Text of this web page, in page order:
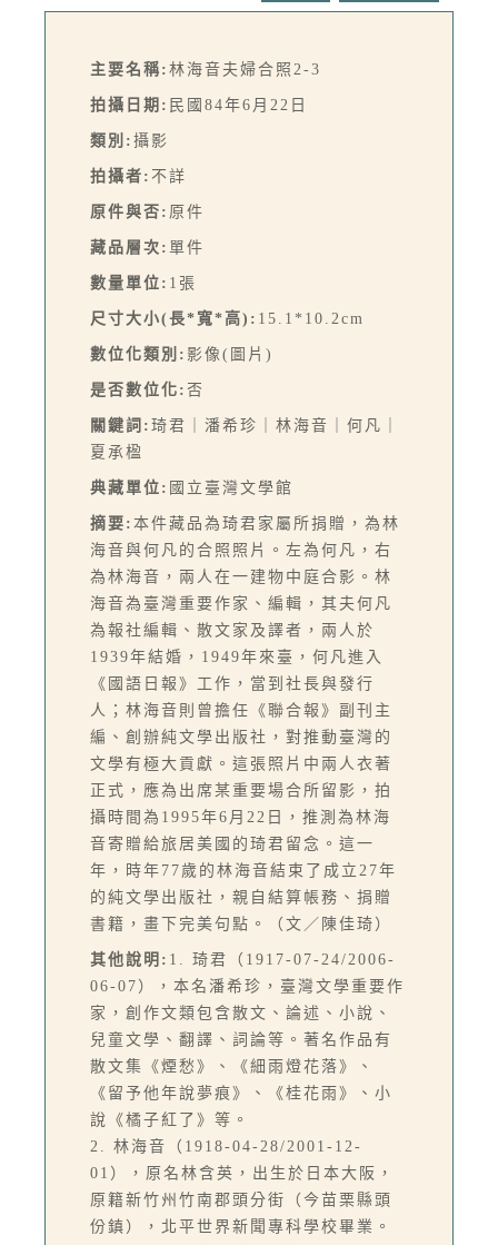
主要名稱: 林海音夫婦合照2-3
拍攝日期: 民國84年6月22日
類別: 攝影
拍攝者: 不詳
原件與否: 原件
藏品層次: 單件
數量單位: 1張
尺寸大小(長*寬*高): 15.1*10.2cm
數位化類別: 影像(圖片)
是否數位化: 否
關鍵詞: 琦君｜潘希珍｜林海音｜何凡｜
夏承楹
典藏單位: 國立臺灣文學館
摘要: 本件藏品為琦君家屬所捐贈，為林
海音與何凡的合照照片。左為何凡，右
為林海音，兩人在一建物中庭合影。林
海音為臺灣重要作家、編輯，其夫何凡
為報社編輯、散文家及譯者，兩人於
1939年結婚，1949年來臺，何凡進入
《國語日報》工作，當到社長與發行
人；林海音則曾擔任《聯合報》副刊主
編、創辦純文學出版社，對推動臺灣的
文學有極大貢獻。這張照片中兩人衣著
正式，應為出席某重要場合所留影，拍
攝時間為1995年6月22日，推測為林海
音寄贈給旅居美國的琦君留念。這一
年，時年77歲的林海音結束了成立27年
的純文學出版社，親自結算帳務、捐贈
書籍，畫下完美句點。（文／陳佳琦）
其他說明: 1. 琦君（1917-07-24/2006-
06-07），本名潘希珍，臺灣文學重要作
家，創作文類包含散文、論述、小說、
兒童文學、翻譯、詞論等。著名作品有
散文集《煙愁》、《細雨燈花落》、
《留予他年說夢痕》、《桂花雨》、小
說《橘子紅了》等。
2. 林海音（1918-04-28/2001-12-
01），原名林含英，出生於日本大阪，
原籍新竹州竹南郡頭分街（今苗栗縣頭
份鎮），北平世界新聞專科學校畢業。